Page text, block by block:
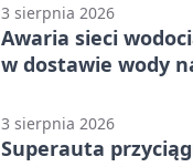
3 sierpnia 2026
Awaria sieci
w dostawie wody
3 sierpnia 2026
Superauta